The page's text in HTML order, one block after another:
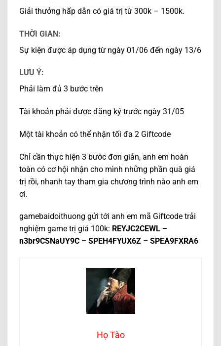
Giải thưởng hấp dẫn có giá trị từ 300k – 1500k.
THỜI GIAN:
Sự kiện được áp dụng từ ngày 01/06 đến ngày 13/6
LƯU Ý:
Phải làm đủ 3 bước trên
Tài khoản phải được đăng ký trước ngày 31/05
Một tài khoản có thể nhận tối đa 2 Giftcode
Chỉ cần thực hiện 3 bước đơn giản, anh em hoàn
toàn có cơ hội nhận cho mình những phần quà giá
trị rồi, nhanh tay tham gia chương trình nào anh em
ơi.
gamebaidoithuong gửi tới anh em mã Giftcode trải
nghiệm game trị giá 100k: REYJC2CEWL –
n3br9CSNaUY9C – SPEH4FYUX6Z – SPEA9FXRA6
Họ Tào